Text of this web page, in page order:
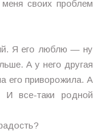
своих проблем
Я его люблю — ну
А у него другая
его приворожила. А
все-таки родной